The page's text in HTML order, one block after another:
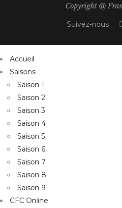
Copyright @
Suivez-nous
Accueil
Saisons
Saison 1
Saison 2
Saison 3
Saison 4
Saison 5
Saison 6
Saison 7
Saison 8
Saison 9
CFC Online